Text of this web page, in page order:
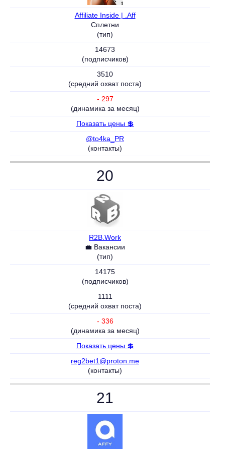
Affiliate Inside | .Aff
Сплетни
(тип)
14673
(подписчиков)
3510
(средний охват поста)
- 297
(динамика за месяц)
Показать цены 💲
@to4ka_PR
(контакты)
20
R2B.Work
💼 Вакансии
(тип)
14175
(подписчиков)
1111
(средний охват поста)
- 336
(динамика за месяц)
Показать цены 💲
reg2bet1@proton.me
(контакты)
21